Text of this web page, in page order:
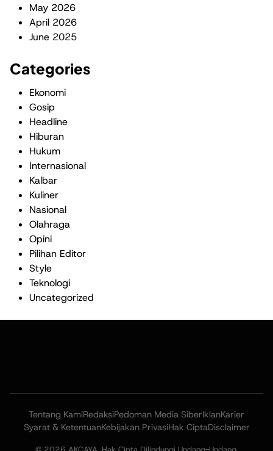
May 2026
April 2026
June 2025
Categories
Ekonomi
Gosip
Headline
Hiburan
Hukum
Internasional
Kalbar
Kuliner
Nasional
Olahraga
Opini
Pilihan Editor
Style
Teknologi
Uncategorized
Tentang KamiRedaksiPedoman Media SiberIklanKarier
Syarat & KetentuanKebijakan PrivasiHak CiptaDisclaimer